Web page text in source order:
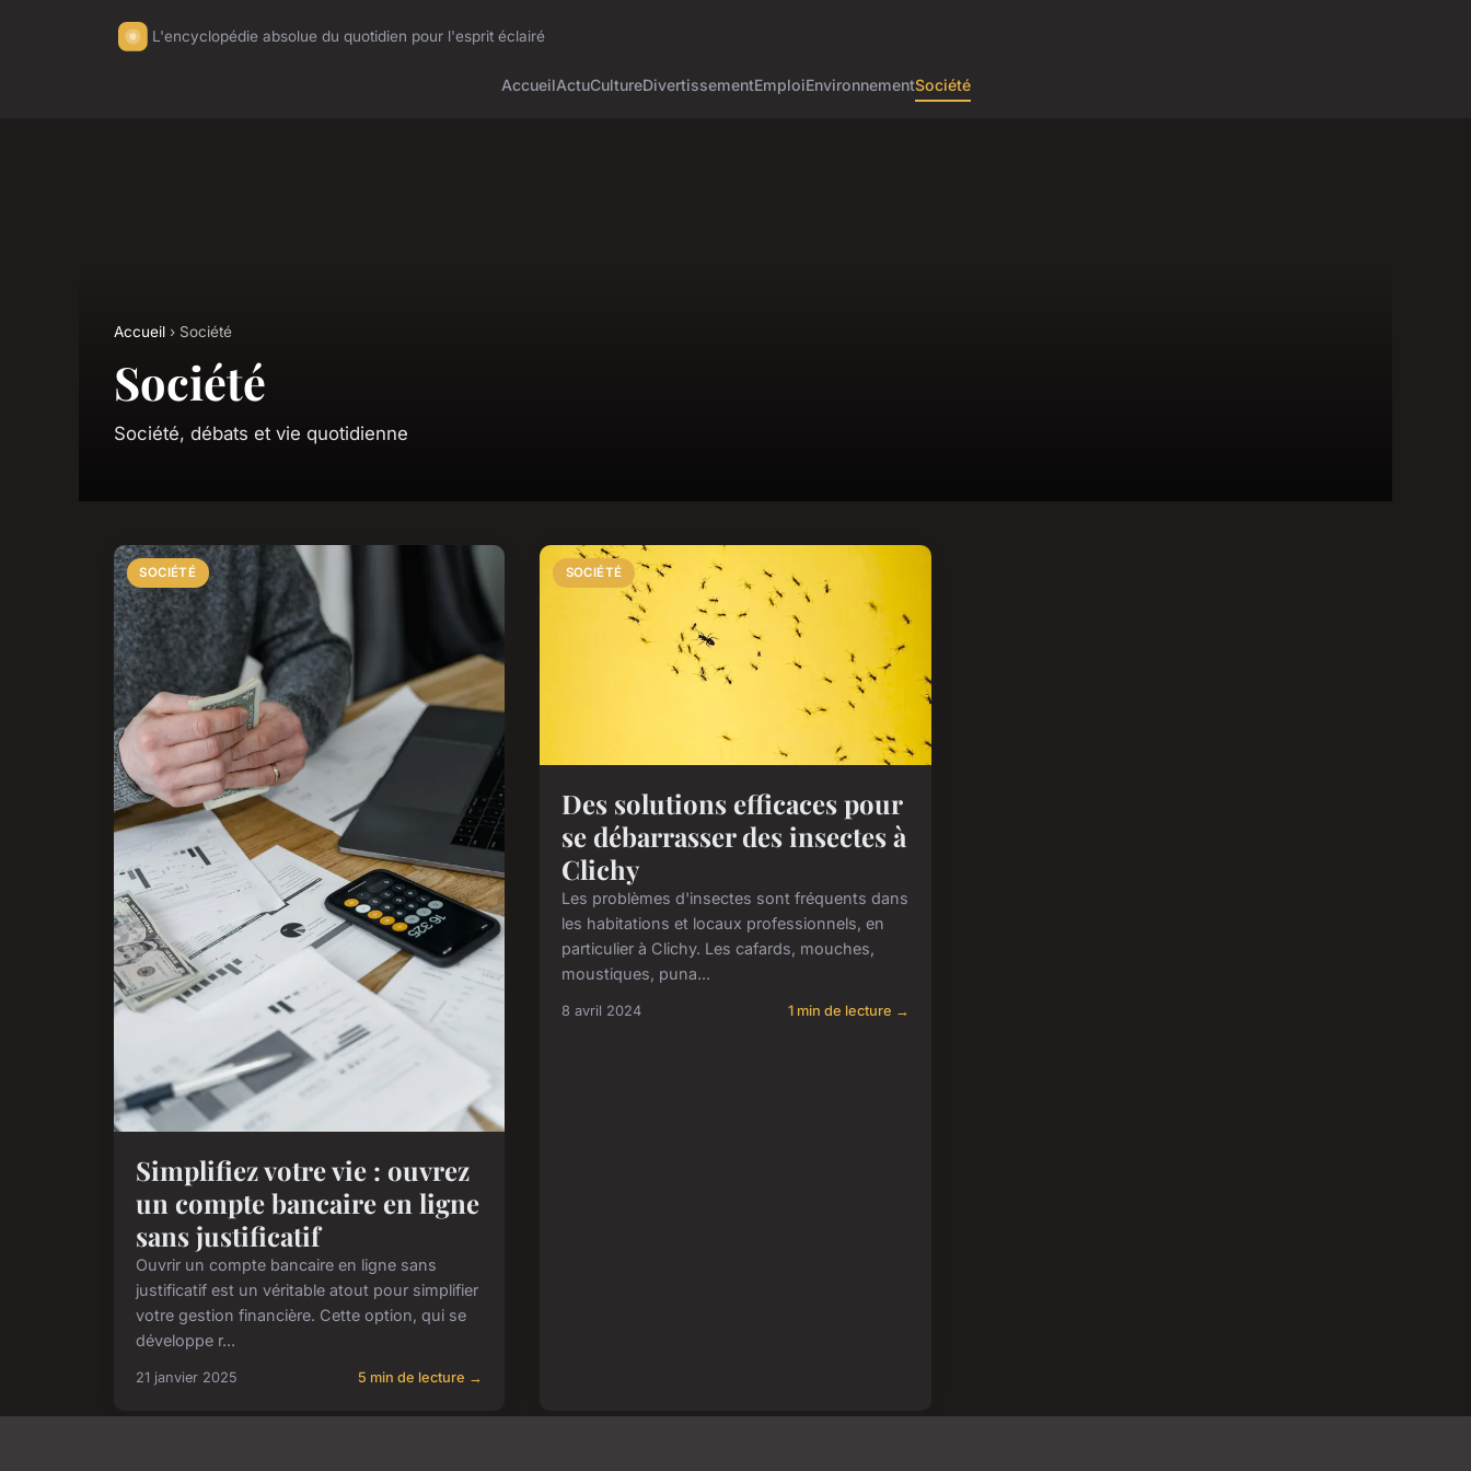
L'encyclopédie absolue du quotidien pour l'esprit éclairé
AccueilActuCultureDivertissementEmploiEnvironnementSociété
Accueil › Société
Société
Société, débats et vie quotidienne
SOCIÉTÉ
Simplifiez votre vie : ouvrez
un compte bancaire en ligne
sans justificatif
Ouvrir un compte bancaire en ligne sans
justificatif est un véritable atout pour simplifier
votre gestion financière. Cette option, qui se
développe r...
21 janvier 2025 5 min de lecture →
SOCIÉTÉ
Des solutions efficaces pour
se débarrasser des insectes à
Clichy
Les problèmes d'insectes sont fréquents dans
les habitations et locaux professionnels, en
particulier à Clichy. Les cafards, mouches,
moustiques, puna...
8 avril 2024 1 min de lecture →